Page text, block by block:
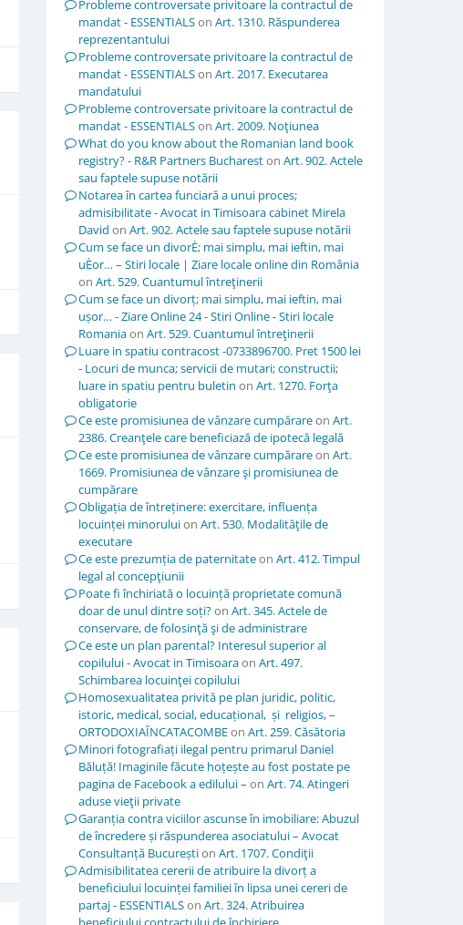
Probleme controversate privitoare la contractul de
mandat - ESSENTIALSon Art. 1310. Răspunderea
reprezentantului
Probleme controversate privitoare la contractul de
mandat - ESSENTIALSon Art. 2017. Executarea
mandatului
Probleme controversate privitoare la contractul de
mandat - ESSENTIALSon Art. 2009. Noţiunea
What do you know about the Romanian land book
registry? - R&R Partners Buchareston Art. 902. Actele
sau faptele supuse notării
Notarea în cartea funciară a unui proces;
admisibilitate - Avocat in Timisoara cabinet Mirela
David on Art. 902. Actele sau faptele supuse notării
Cum se face un divorÈ; mai simplu, mai ieftin, mai
uÈor… – Stiri locale | Ziare locale online din România
on Art. 529. Cuantumul întreţinerii
Cum se face un divorț; mai simplu, mai ieftin, mai
ușor… - Ziare Online 24 - Stiri Online - Stiri locale
Romaniaon Art. 529. Cuantumul întreţinerii
Luare in spatiu contracost -0733896700. Pret 1500 lei
- Locuri de munca; servicii de mutari; constructii;
luare in spatiu pentru buletin on Art. 1270. Forţa
obligatorie
Ce este promisiunea de vânzare cumpărareon Art.
2386. Creanţele care beneficiază de ipotecă legală
Ce este promisiunea de vânzare cumpărareon Art.
1669. Promisiunea de vânzare şi promisiunea de
cumpărare
Obligația de întreținere: exercitare, influența
locuinței minoruluion Art. 530. Modalităţile de
executare
Ce este prezumția de paternitateon Art. 412. Timpul
legal al concepţiunii
Poate fi închiriată o locuință proprietate comună
doar de unul dintre soți?on Art. 345. Actele de
conservare, de folosinţă şi de administrare
Ce este un plan parental? Interesul superior al
copilului - Avocat in Timisoaraon Art. 497.
Schimbarea locuinţei copilului
Homosexualitatea privită pe plan juridic, politic,
istoric, medical, social, educațional, și religios, –
ORTODOXIAÎNCATACOMBEon Art. 259. Căsătoria
Minori fotografiați ilegal pentru primarul Daniel
Băluță! Imaginile făcute hoțește au fost postate pe
pagina de Facebook a edilului – on Art. 74. Atingeri
aduse vieţii private
Garanția contra viciilor ascunse în imobiliare: Abuzul
de încredere și răspunderea asociatului – Avocat
Consultanță Bucureștion Art. 1707. Condiţii
Admisibilitatea cererii de atribuire la divorț a
beneficiului locuinței familiei în lipsa unei cereri de
partaj - ESSENTIALSon Art. 324. Atribuirea